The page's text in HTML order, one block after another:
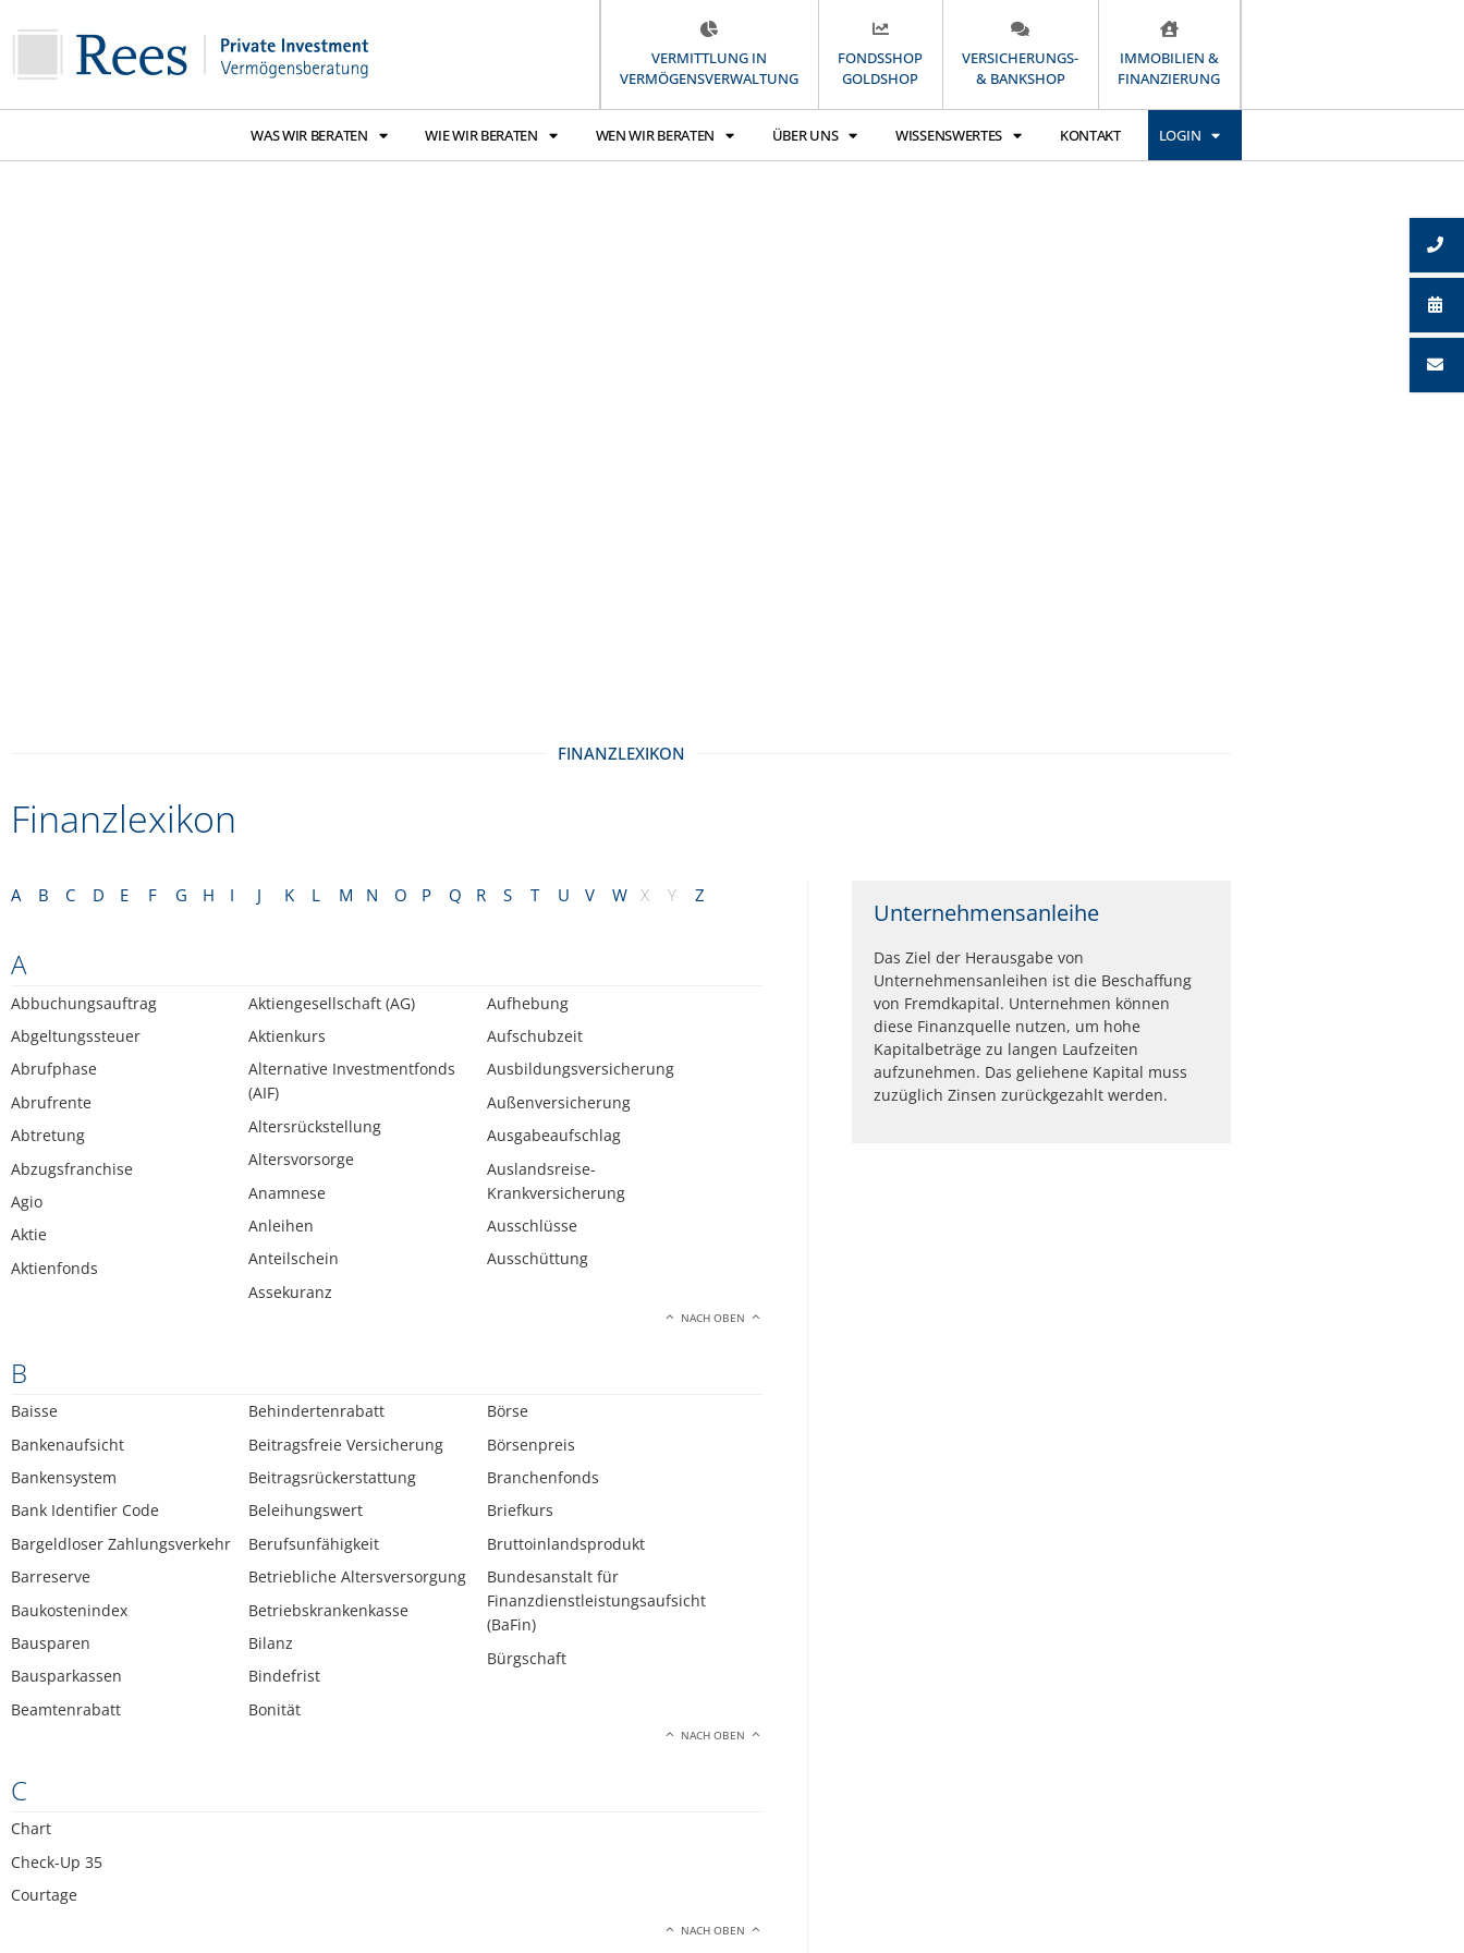
VERMITTLUNG IN
VERMÖGENSVERWALTUNG
FONDSSHOP
GOLDSHOP
VERSICHERUNGS-
& BANKSHOP
IMMOBILIEN &
FINANZIERUNG
WAS WIR BERATEN WIE WIR BERATEN WEN WIR BERATEN ÜBER UNS WISSENSWERTES KONTAKT LOGIN
FINANZLEXIKON
Finanzlexikon
A B C D E F G H I J K L M N O P Q R S T U V W X Y Z
A
Abbuchungsauftrag
Abgeltungssteuer
Abrufphase
Abrufrente
Abtretung
Abzugsfranchise
Agio
Aktie
Aktienfonds
Aktiengesellschaft (AG)
Aktienkurs
Alternative Investmentfonds
(AIF)
Altersrückstellung
Altersvorsorge
Anamnese
Anleihen
Anteilschein
Assekuranz
Aufhebung
Aufschubzeit
Ausbildungsversicherung
Außenversicherung
Ausgabeaufschlag
Auslandsreise-
Krankversicherung
Ausschlüsse
Ausschüttung
NACH OBEN
B
Baisse
Bankenaufsicht
Bankensystem
Bank Identifier Code
Bargeldloser Zahlungsverkehr
Barreserve
Baukostenindex
Bausparen
Bausparkassen
Beamtenrabatt
Behindertenrabatt
Beitragsfreie Versicherung
Beitragsrückerstattung
Beleihungswert
Berufsunfähigkeit
Betriebliche Altersversorgung
Betriebskrankenkasse
Bilanz
Bindefrist
Bonität
Börse
Börsenpreis
Branchenfonds
Briefkurs
Bruttoinlandsprodukt
Bundesanstalt für
Finanzdienstleistungsaufsicht
(BaFin)
Bürgschaft
NACH OBEN
C
Chart
Check-Up 35
Courtage
NACH OBEN
Unternehmensanleihe
Das Ziel der Herausgabe von
Unternehmensanleihen ist die Beschaffung
von Fremdkapital. Unternehmen können
diese Finanzquelle nutzen, um hohe
Kapitalbeträge zu langen Laufzeiten
aufzunehmen. Das geliehene Kapital muss
zuzüglich Zinsen zurückgezahlt werden.